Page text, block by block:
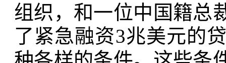
组织，和一位中国籍总
了紧急融资3兆美元的